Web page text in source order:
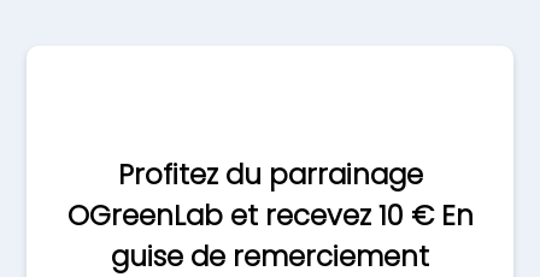
Profitez du parrainage
OGreenLab et recevez 10 € En
guise de remerciement